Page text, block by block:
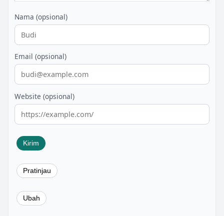
Nama (opsional)
Email (opsional)
Website (opsional)